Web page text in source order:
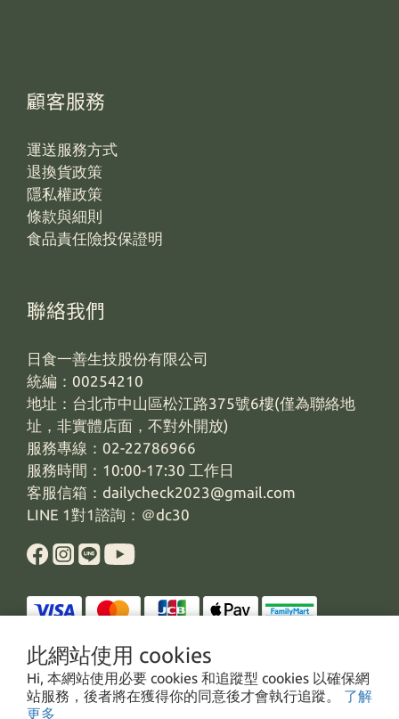
此網站使用 cookies
Hi, 本網站使用必要 cookies 和追蹤型 cookies 以確保網
站服務，後者將在獲得你的同意後才會執行追蹤。 了解
更多
顧客服務
運送服務方式
退換貨政策
隱私權政策
條款與細則
食品責任險投保證明
聯絡我們
日食一善生技股份有限公司
統編：00254210
地址：台北市中山區松江路375號6樓(僅為聯絡地
址，非實體店面，不對外開放)
服務專線：02-22786966
服務時間：10:00-17:30 工作日
客服信箱：dailycheck2023@gmail.com
LINE 1對1諮詢：＠dc30
$ TWD